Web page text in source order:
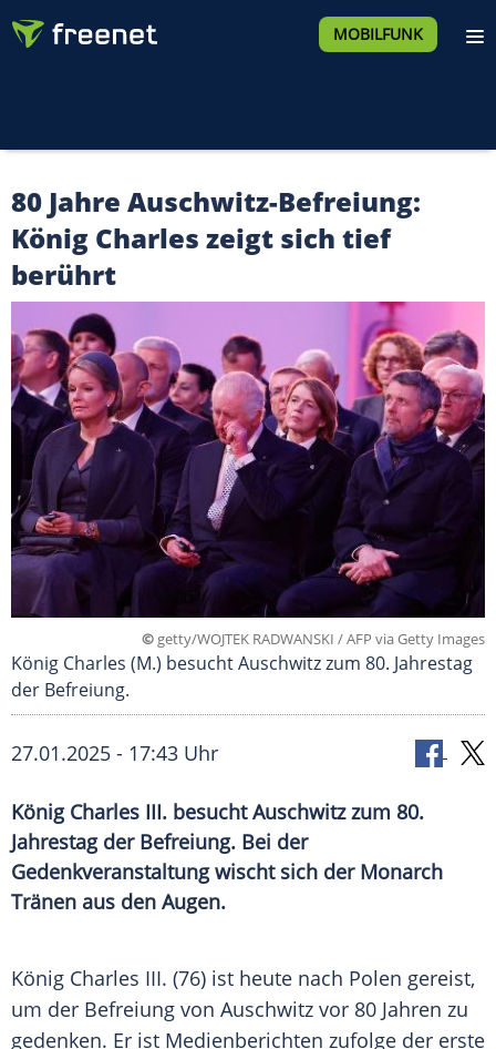
MOBILFUNK
80 Jahre Auschwitz-Befreiung:
König Charles zeigt sich tief
berührt
© getty/WOJTEK RADWANSKI / AFP via Getty Images
König Charles (M.) besucht Auschwitz zum 80. Jahrestag
der Befreiung.
27.01.2025 - 17:43 Uhr
König Charles III. besucht Auschwitz zum 80.
Jahrestag der Befreiung. Bei der
Gedenkveranstaltung wischt sich der Monarch
Tränen aus den Augen.
König Charles III. (76) ist heute nach Polen gereist,
um der Befreiung von Auschwitz vor 80 Jahren zu
gedenken. Er ist Medienberichten zufolge der erste